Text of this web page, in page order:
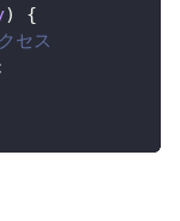
)
{
セス